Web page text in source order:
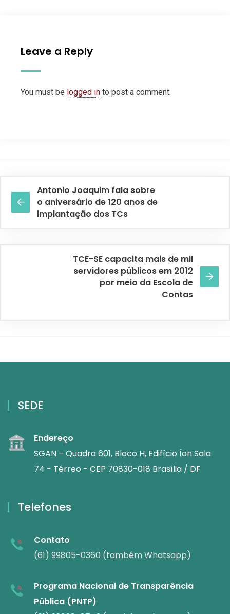
Leave a Reply
You must be logged in to post a comment.
Antonio Joaquim fala sobre
o aniversário de 120 anos de
implantação dos TCs
TCE-SE capacita mais de mil
servidores públicos em 2012
por meio da Escola de
Contas
SEDE
Endereço
SGAN – Quadra 601, Bloco H, Edifício Íon Sala
74 - Térreo - CEP 70830-018 Brasília / DF
Telefones
Contato
(61) 99805-0360 (também Whatsapp)
Programa Nacional de Transparência
Pública (PNTP)